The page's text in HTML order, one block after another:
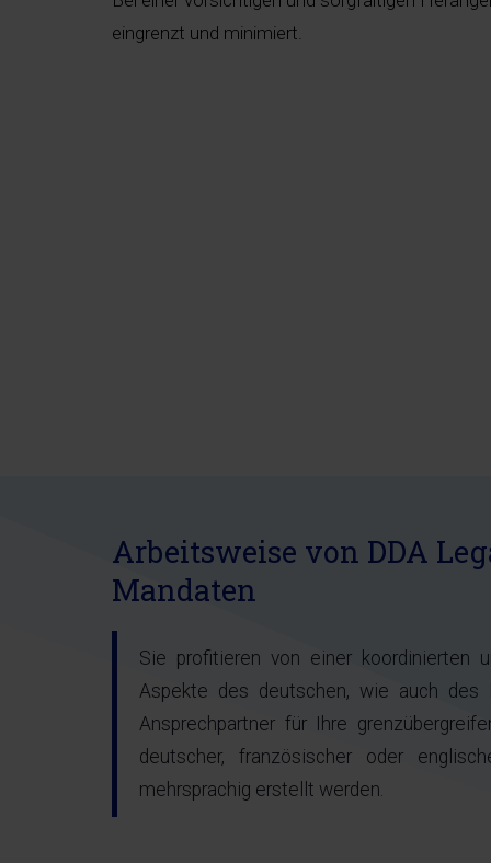
eingrenzt und minimiert.
Arbeitsweise von DDA
Mandaten
Sie profitieren von einer koordinierten
Aspekte des deutschen, wie auch des
Ansprechpartner für Ihre
deutscher, französischer oder
mehrsprachig erstellt werden.